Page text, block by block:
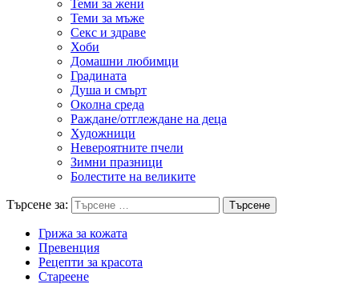
Теми за жени
Теми за мъже
Секс и здраве
Хоби
Домашни любимци
Градината
Душа и смърт
Околна среда
Раждане/отглеждане на деца
Художници
Невероятните пчели
Зимни празници
Болестите на великите
Търсене за:
Грижа за кожата
Превенция
Рецепти за красота
Стареене